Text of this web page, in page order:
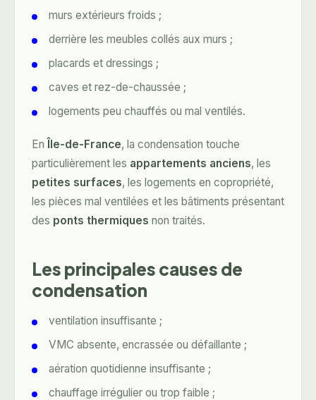
murs extérieurs froids ;
derrière les meubles collés aux murs ;
placards et dressings ;
caves et rez-de-chaussée ;
logements peu chauffés ou mal ventilés.
En Île-de-France, la condensation touche
particulièrement les appartements anciens, les
petites surfaces, les logements en copropriété,
les pièces mal ventilées et les bâtiments présentant
des ponts thermiques non traités.
Les principales causes de
condensation
ventilation insuffisante ;
VMC absente, encrassée ou défaillante ;
aération quotidienne insuffisante ;
chauffage irrégulier ou trop faible ;